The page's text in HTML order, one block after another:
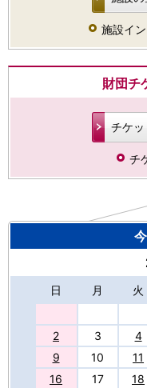
施設イ
財団チ
チケ
チ
日 月 火
2
3 4
9
10 11
16
17 18